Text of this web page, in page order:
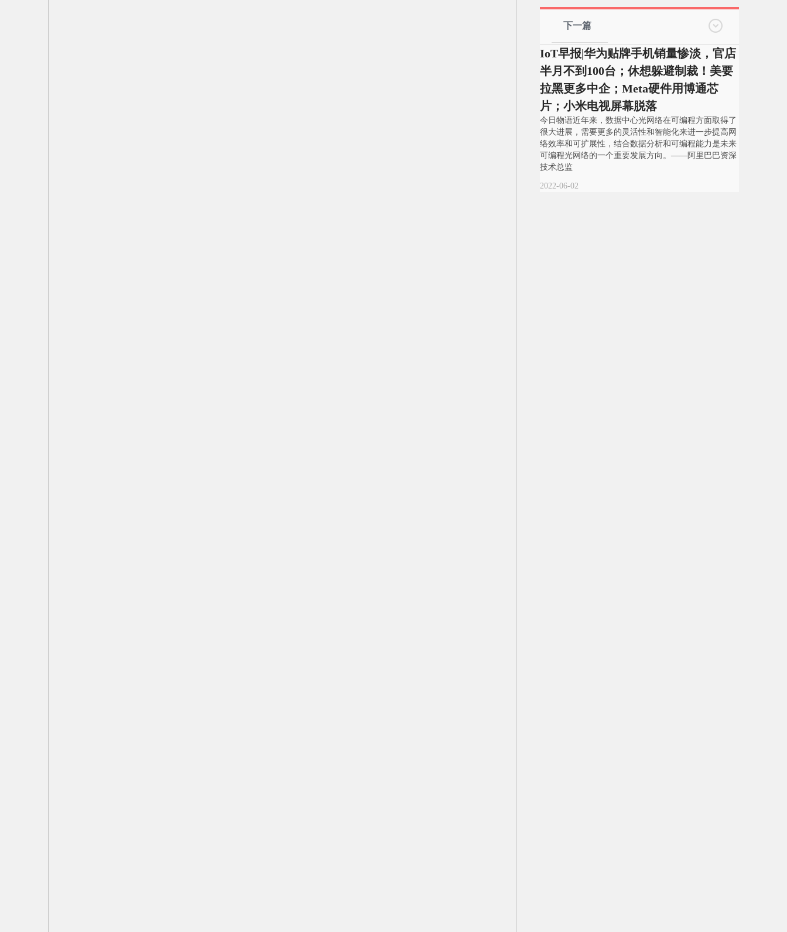
下一篇
IoT早报|华为贴牌手机销量惨淡，官店
半月不到100台；休想躲避制裁！美要
拉黑更多中企；Meta硬件用博通芯
片；小米电视屏幕脱落
今日物语近年来，数据中心光网络在可编程方面取得了
很大进展，需要更多的灵活性和智能化来进一步提高网
络效率和可扩展性，结合数据分析和可编程能力是未来
可编程光网络的一个重要发展方向。——阿里巴巴资深
技术总监
2022-06-02